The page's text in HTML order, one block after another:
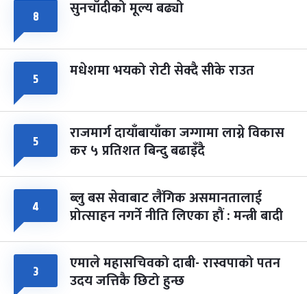
८ सुनचाँदीको मूल्य बढ्यो
५ मधेशमा भयको रोटी सेक्दै सीके राउत
५ राजमार्ग दायाँबायाँका जग्गामा लाग्ने विकास
कर ५ प्रतिशत बिन्दु बढाइँदै
४ ब्लु बस सेवाबाट लैंगिक असमानतालाई
प्रोत्साहन नगर्ने नीति लिएका हौं : मन्त्री बादी
३ एमाले महासचिवको दाबी- रास्वपाको पतन
उदय जत्तिकै छिटो हुन्छ